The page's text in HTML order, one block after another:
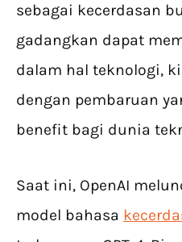
sebagai kecerdasan
gadangkan dapat
dalam hal teknologi,
dengan pembaruan
benefit bagi dunia
Saat ini, OpenAI
model bahasa